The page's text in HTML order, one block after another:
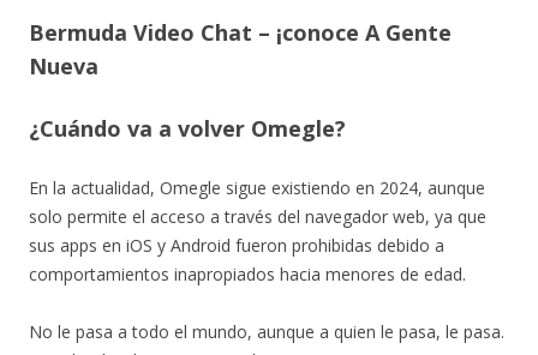
Bermuda Video Chat – ¡conoce A Gente
Nueva
¿Cuándo va a volver Omegle?
En la actualidad, Omegle sigue existiendo en 2024, aunque
solo permite el acceso a través del navegador web, ya que
sus apps en iOS y Android fueron prohibidas debido a
comportamientos inapropiados hacia menores de edad.
No le pasa a todo el mundo, aunque a quien le pasa, le pasa.